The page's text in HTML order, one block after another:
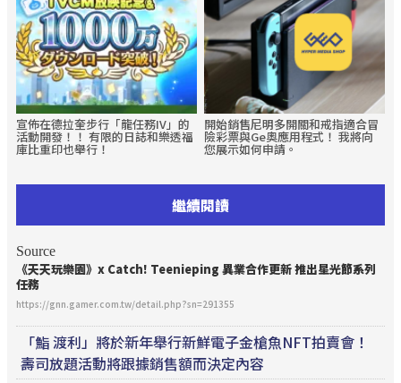
宣佈在德拉奎步行「龍任務IV」的
活動開發！！ 有限的日誌和樂透福
庫比重印也舉行！
開始銷售尼明多開關和戒指適合冒
險彩票與Ge奧應用程式！ 我將向
您展示如何申請。
繼續閱讀
Source
《天天玩樂園》x Catch! Teenieping 異業合作更新 推出星光節系列
任務
https://gnn.gamer.com.tw/detail.php?sn=291355
「鮨 渡利」將於新年舉行新鮮電子金槍魚NFT拍賣會！
壽司放題活動將跟據銷售額而決定內容